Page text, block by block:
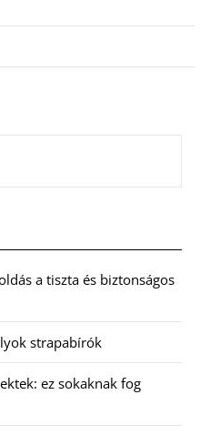
a tiszta és biztonságos
strapabírók
ez sokaknak fog